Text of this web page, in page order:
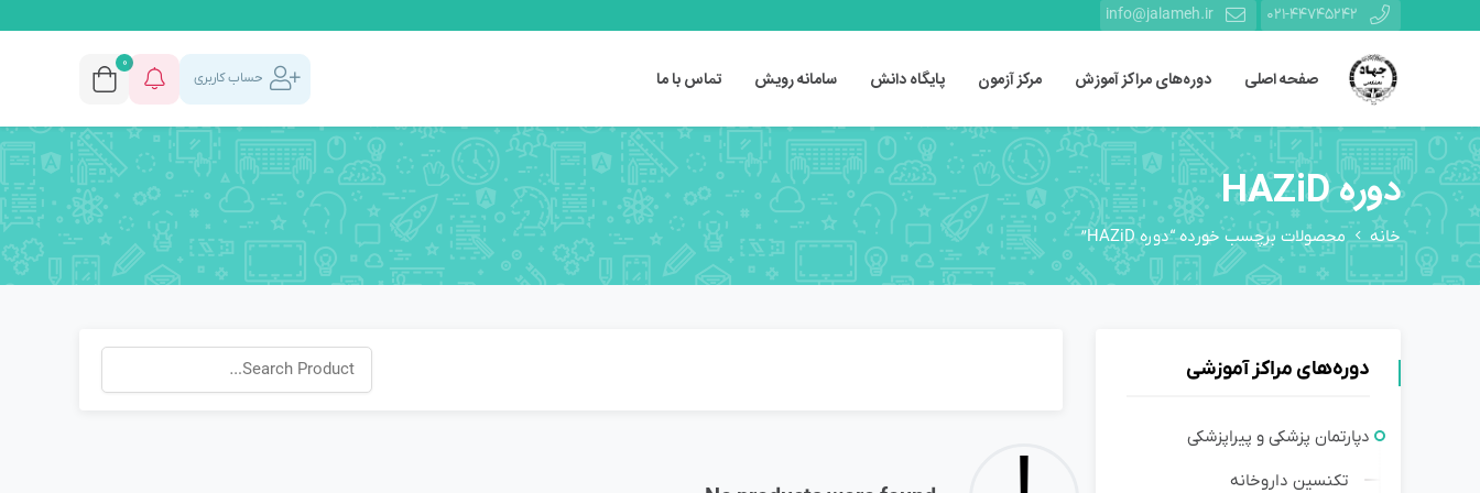
021-44745242
info@jalameh.ir
صفحه اصلی دوره‌های مراکز آموزش مرکز آزمون پایگاه دانش سامانه رویش تماس با ما حساب کاربری
0
دوره HAZiD
خانه محصولات برچسب خورده “دوره HAZiD”
دوره‌های مراکز آموزشی
دپارتمان پزشکی و پیراپزشکی
تکنسین داروخانه